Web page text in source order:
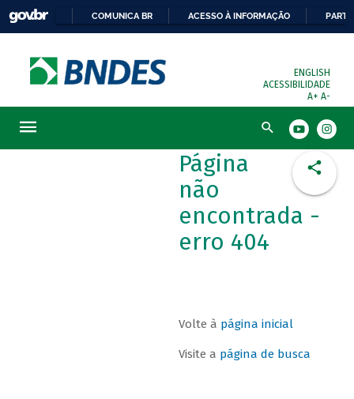
COMUNICA BR ACESSO À INFORMAÇÃO
ENGLISH
ACESSIBILIDADE
A+ A-
Busca
Página
não
encontrada -
erro 404
Volte à página inicial
Visite a página de busca